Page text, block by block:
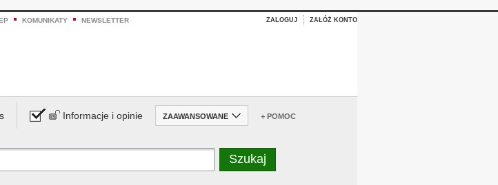
KOMUNIKATY NEWSLETTER ZALOGUJ ZAŁÓŻ KONTO
Informacje i opinie ZAAWANSOWANE + POMOC